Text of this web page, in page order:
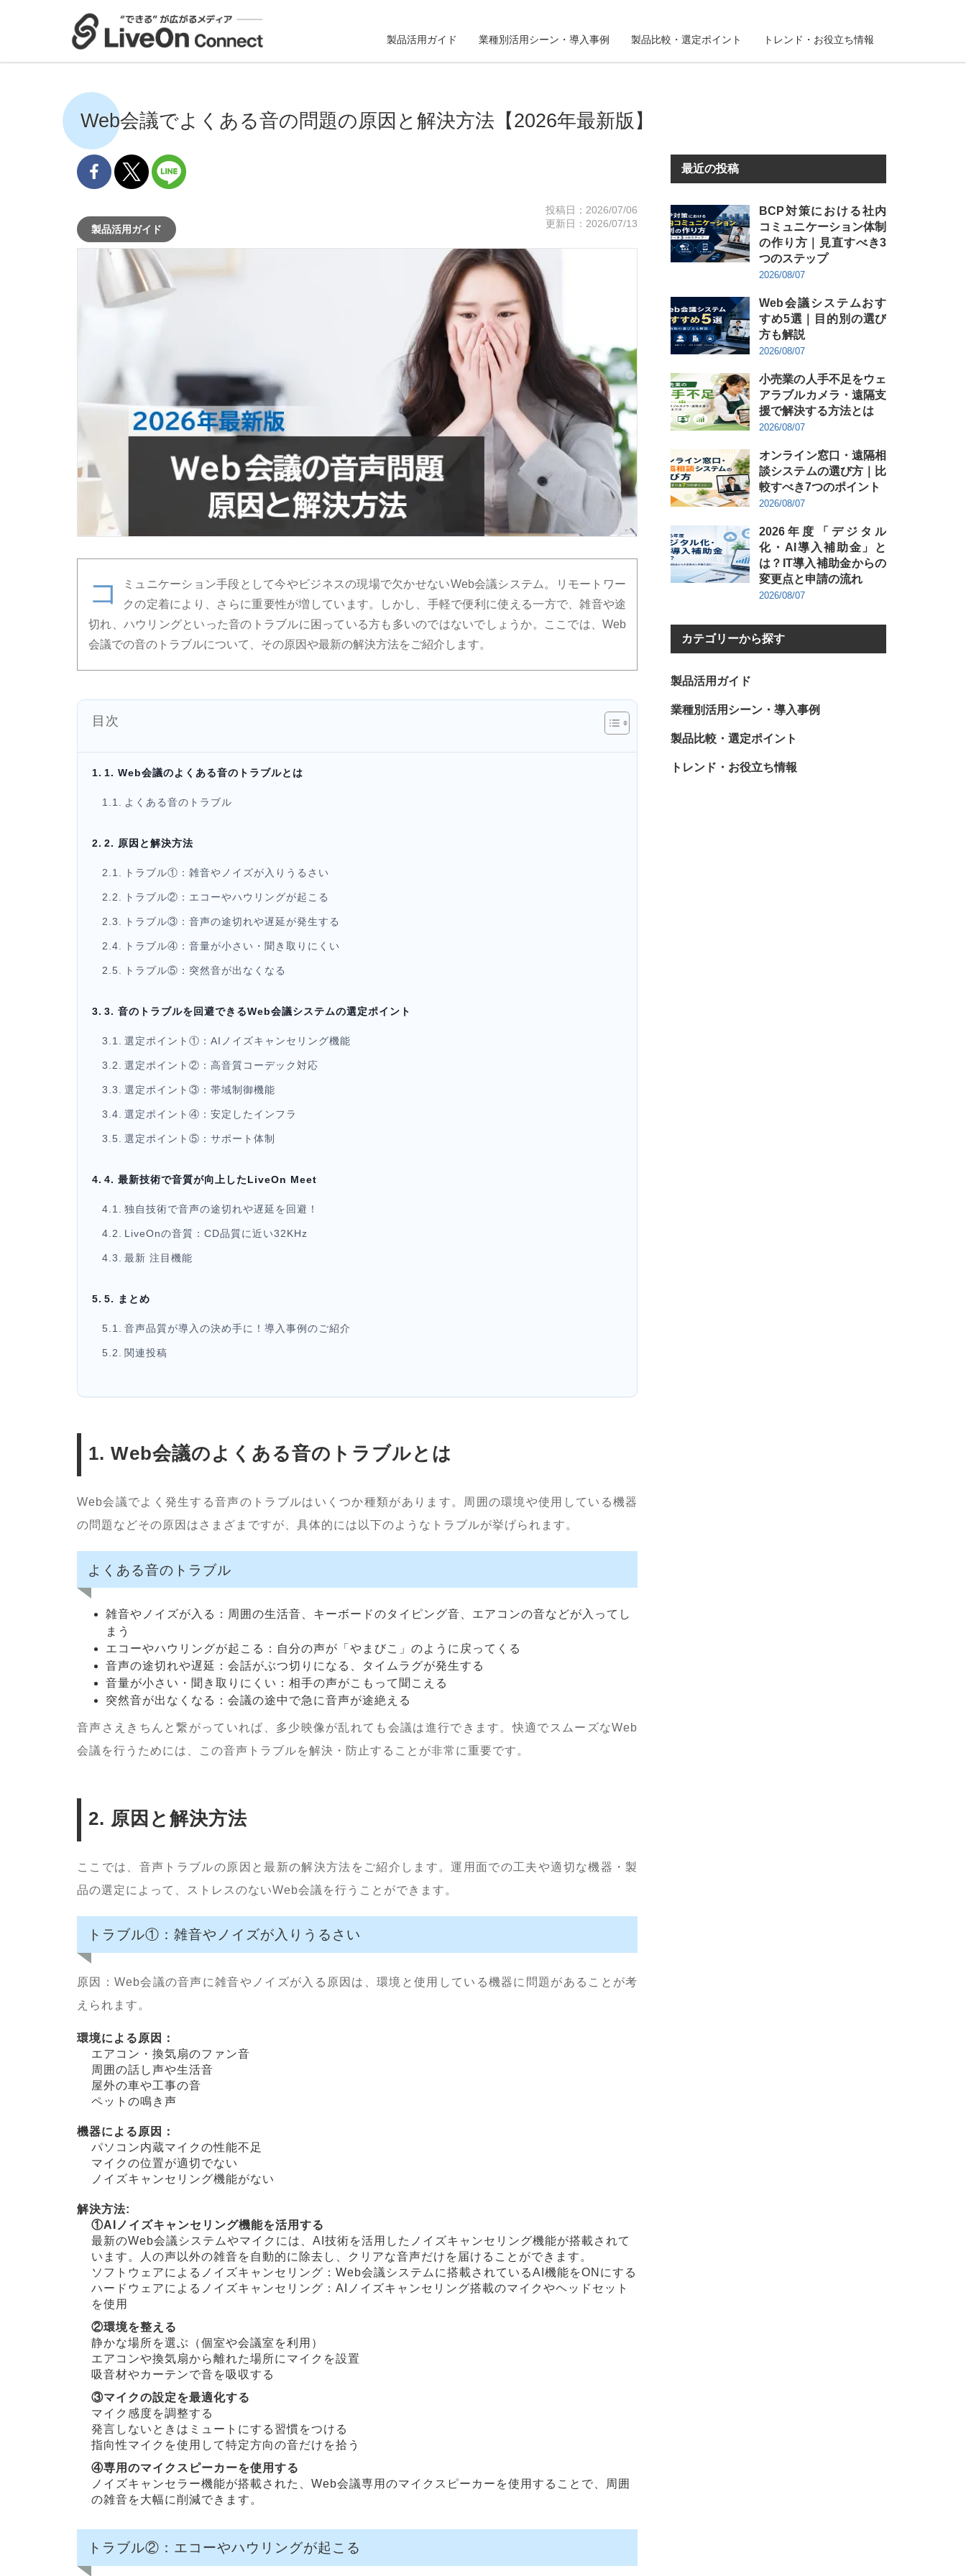
製品活用ガイド 業種別活用シーン・導入事例 製品比較・選定ポイント トレンド・お役立ち情報
Web会議でよくある音の問題の原因と解決方法【2026年最新版】
投稿日：2026/07/06
更新日：2026/07/13
製品活用ガイド
コ
ミュニケーション手段として今やビジネスの現場で欠かせないWeb会議システム。リモートワー
クの定着により、さらに重要性が増しています。しかし、手軽で便利に使える一方で、雑音や途
切れ、ハウリングといった音のトラブルに困っている方も多いのではないでしょうか。ここでは、Web
会議での音のトラブルについて、その原因や最新の解決方法をご紹介します。
目次
1. Web会議のよくある音のトラブルとは
よくある音のトラブル
2. 原因と解決方法
トラブル①：雑音やノイズが入りうるさい
トラブル②：エコーやハウリングが起こる
トラブル③：音声の途切れや遅延が発生する
トラブル④：音量が小さい・聞き取りにくい
トラブル⑤：突然音が出なくなる
3. 音のトラブルを回避できるWeb会議システムの選定ポイント
選定ポイント①：AIノイズキャンセリング機能
選定ポイント②：高音質コーデック対応
選定ポイント③：帯域制御機能
選定ポイント④：安定したインフラ
選定ポイント⑤：サポート体制
4. 最新技術で音質が向上したLiveOn Meet
独自技術で音声の途切れや遅延を回避！
LiveOnの音質：CD品質に近い32KHz
最新 注目機能
5. まとめ
音声品質が導入の決め手に！導入事例のご紹介
関連投稿
1. Web会議のよくある音のトラブルとは
Web会議でよく発生する音声のトラブルはいくつか種類があります。周囲の環境や使用している機器
の問題などその原因はさまざまですが、具体的には以下のようなトラブルが挙げられます。
よくある音のトラブル
雑音やノイズが入る：周囲の生活音、キーボードのタイピング音、エアコンの音などが入ってし
まう
エコーやハウリングが起こる：自分の声が「やまびこ」のように戻ってくる
音声の途切れや遅延：会話がぶつ切りになる、タイムラグが発生する
音量が小さい・聞き取りにくい：相手の声がこもって聞こえる
突然音が出なくなる：会議の途中で急に音声が途絶える
音声さえきちんと繋がっていれば、多少映像が乱れても会議は進行できます。快適でスムーズなWeb
会議を行うためには、この音声トラブルを解決・防止することが非常に重要です。
2. 原因と解決方法
ここでは、音声トラブルの原因と最新の解決方法をご紹介します。運用面での工夫や適切な機器・製
品の選定によって、ストレスのないWeb会議を行うことができます。
トラブル①：雑音やノイズが入りうるさい
原因：Web会議の音声に雑音やノイズが入る原因は、環境と使用している機器に問題があることが考
えられます。
環境による原因：
エアコン・換気扇のファン音
周囲の話し声や生活音
屋外の車や工事の音
ペットの鳴き声
機器による原因：
パソコン内蔵マイクの性能不足
マイクの位置が適切でない
ノイズキャンセリング機能がない
解決方法:
①AIノイズキャンセリング機能を活用する
最新のWeb会議システムやマイクには、AI技術を活用したノイズキャンセリング機能が搭載されて
います。人の声以外の雑音を自動的に除去し、クリアな音声だけを届けることができます。
ソフトウェアによるノイズキャンセリング：Web会議システムに搭載されているAI機能をONにする
ハードウェアによるノイズキャンセリング：AIノイズキャンセリング搭載のマイクやヘッドセット
を使用
②環境を整える
静かな場所を選ぶ（個室や会議室を利用）
エアコンや換気扇から離れた場所にマイクを設置
吸音材やカーテンで音を吸収する
③マイクの設定を最適化する
マイク感度を調整する
発言しないときはミュートにする習慣をつける
指向性マイクを使用して特定方向の音だけを拾う
④専用のマイクスピーカーを使用する
ノイズキャンセラー機能が搭載された、Web会議専用のマイクスピーカーを使用することで、周囲
の雑音を大幅に削減できます。
トラブル②：エコーやハウリングが起こる
最近の投稿
BCP対策における社内
コミュニケーション体制
の作り方｜見直すべき3
つのステップ
2026/08/07
Web会議システムおす
すめ5選｜目的別の選び
方も解説
2026/08/07
小売業の人手不足をウェ
アラブルカメラ・遠隔支
援で解決する方法とは
2026/08/07
オンライン窓口・遠隔相
談システムの選び方｜比
較すべき7つのポイント
2026/08/07
2026年度「デジタル
化・AI導入補助金」と
は？IT導入補助金からの
変更点と申請の流れ
2026/08/07
カテゴリーから探す
製品活用ガイド
業種別活用シーン・導入事例
製品比較・選定ポイント
トレンド・お役立ち情報